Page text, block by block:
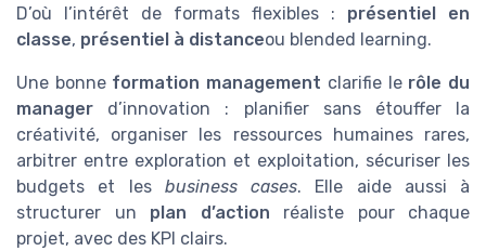
D’où l’intérêt de formats flexibles : présentiel en
classe, présentiel à distanceou blended learning.
Une bonne formation management clarifie le rôle du
manager d’innovation : planifier sans étouffer la
créativité, organiser les ressources humaines rares,
arbitrer entre exploration et exploitation, sécuriser les
budgets et les business cases. Elle aide aussi à
structurer un plan d’action réaliste pour chaque
projet, avec des KPI clairs.